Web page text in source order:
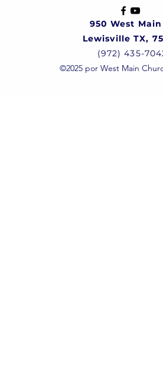
950 West Main
Lewisville TX,
(972) 435-
©2025 por West Main